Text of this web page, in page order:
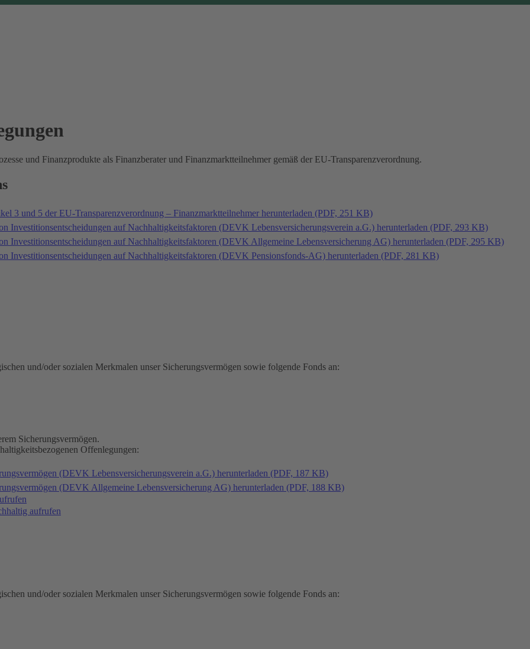
und Finanzprodukte als Finanzberater und Finanzmarktteilnehmer gemäß der EU-Transparenzverordnung.
3 und 5 der EU-Transparenzverordnung – Finanzmarktteilnehmer herunterladen (PDF, 251 KB)
Investitionsentscheidungen auf Nachhaltigkeitsfaktoren (DEVK Lebensversicherungsverein a.G.) herunterladen (PDF, 293 KB)
Investitionsentscheidungen auf Nachhaltigkeitsfaktoren (DEVK Allgemeine Lebensversicherung AG) herunterladen (PDF, 295 KB)
Investitionsentscheidungen auf Nachhaltigkeitsfaktoren (DEVK Pensionsfonds-AG) herunterladen (PDF, 281 KB)
und/oder sozialen Merkmalen unser Sicherungsvermögen sowie folgende Fonds an:
Sicherungsvermögen.
Offenlegungen:
(DEVK Lebensversicherungsverein a.G.) herunterladen (PDF, 187 KB)
(DEVK Allgemeine Lebensversicherung AG) herunterladen (PDF, 188 KB)
aufrufen
und/oder sozialen Merkmalen unser Sicherungsvermögen sowie folgende Fonds an: